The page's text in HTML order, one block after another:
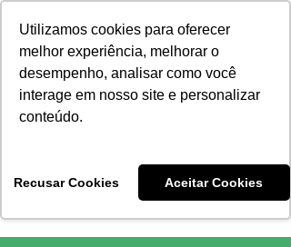
Utilizamos cookies para oferecer
melhor experiência, melhorar o
desempenho, analisar como você
interage em nosso site e personalizar
conteúdo.
Recusar Cookies Aceitar Cookies
Vivências e Cursos Iniciáticos